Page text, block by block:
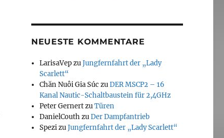
NEUESTE KOMMENTARE
LarisaVepzuJungfernfahrt der „Lady
Scarlett“
Chăn Nuôi Gia Súc zuDER MSCP2 – 16
Kanal Nautic-Schaltbaustein für 2,4GHz
Peter GernertzuTüren
DanielCouthzuDer Dampfantrieb
SpezizuJungfernfahrt der „Lady Scarlett“